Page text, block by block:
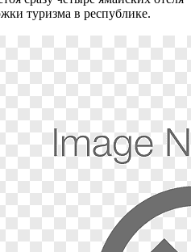
туризма в республике.